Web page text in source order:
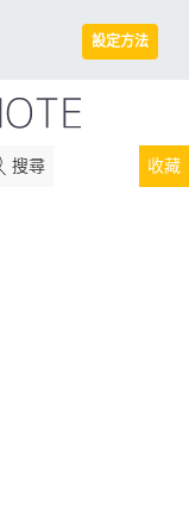
設定方法
搜尋 收藏